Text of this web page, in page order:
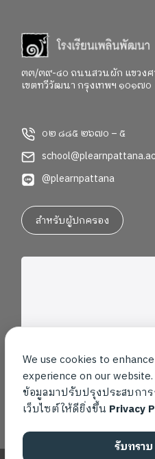
๓๓/๓๙-๔๐ ถนนสวนผัก แขวงศ
เขตทวีวัฒนา กรุงเทพฯ ๑๐๑๗๐
๐๒ ๘๘๕ ๒๖๗๐ – ๕
@plearnpattana
สำหรับผู้ปกครอง
We use cookies to
experience on our
ข้อมูลมาปรับปรุงประสบกา
เว็บไซต์ให้ดียิ่งขึ้น Privacy
รับทราบ